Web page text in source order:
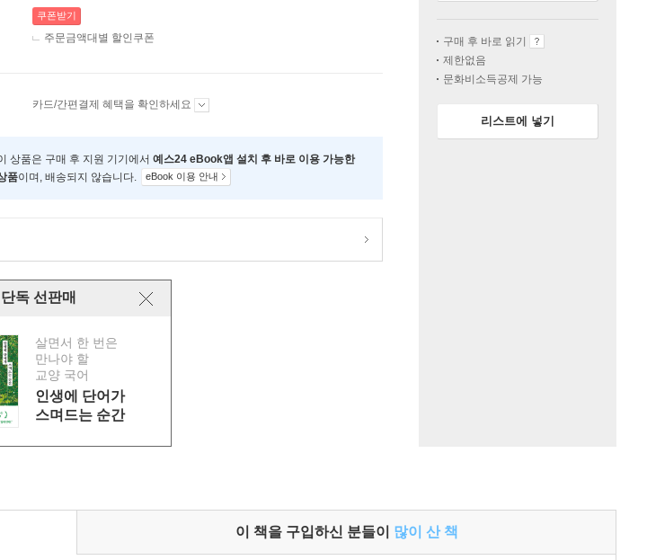
쿠폰받기
주문금액대별 할인쿠폰
카드/간편결제 혜택을 확인하세요
상품은 구매 후 지원 기기에서 예스24 eBook앱 설치 후 바로 이용 가능한
품이며, 배송되지 않습니다. eBook 이용 안내
독 선판매
살면서 한 번은
만나야 할
교양 국어
인생에 단어가
스며드는 순간
구매 후 바로 읽기
제한없음
문화비소득공제 가능
리스트에 넣기
이 책을 구입하신 분들이 많이 산 책